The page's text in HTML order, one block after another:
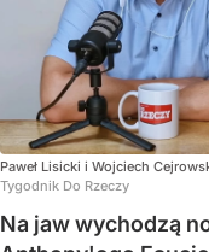
Paweł Lisicki i Wojciech
Tygodnik Do Rzeczy
Na jaw wychodzą